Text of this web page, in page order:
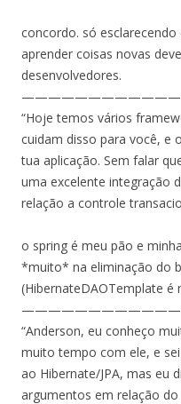
concordo. só esclarecendo
aprender coisas novas
desenvolvedores.
“Hoje temos vários
cuidam disso para você, e
tua aplicação. Sem falar
uma excelente integração
relação a controle
o spring é meu pão e
*muito* na eliminação do
(HibernateDAOTemplate é
“Anderson, eu conheço
muito tempo com ele, e
ao Hibernate/JPA, mas eu
argumentos em relação